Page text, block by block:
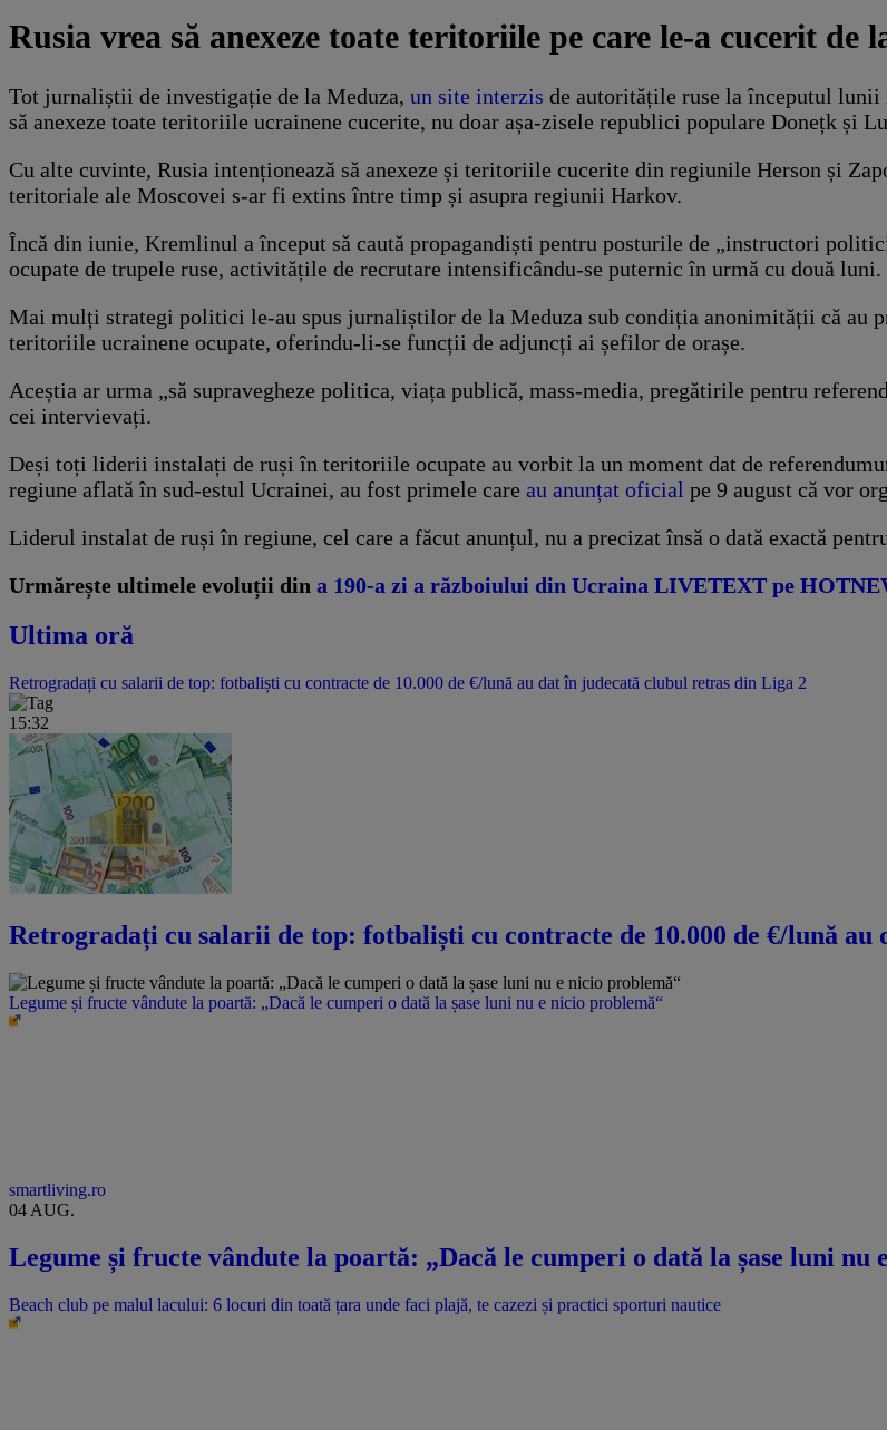
Rusia vrea să anexeze toate teritoriile pe care le-a cucerit de
Tot jurnaliștii de investigație de la Meduza, un site interzis de autoritățile ruse la începutul lunii
să anexeze toate teritoriile ucrainene cucerite, nu doar așa-zisele republici populare Donețk și
Cu alte cuvinte, Rusia intenționează să anexeze și teritoriile cucerite din regiunile Herson și
teritoriale ale Moscovei s-ar fi extins între timp și asupra regiunii Harkov.
Încă din iunie, Kremlinul a început să caută propagandiști pentru posturile de „instructori
ocupate de trupele ruse, activitățile de recrutare intensificându-se puternic în urmă cu două luni.
Mai mulți strategi politici le-au spus jurnaliștilor de la Meduza sub condiția anonimității că au
teritoriile ucrainene ocupate, oferindu-li-se funcții de adjuncți ai șefilor de orașe.
Aceștia ar urma „să supravegheze politica, viața publică, mass-media, pregătirile pentru
cei intervievați.
Deși toți liderii instalați de ruși în teritoriile ocupate au vorbit la un moment dat de
regiune aflată în sud-estul Ucrainei, au fost primele care au anunțat oficial pe 9 august că vor
Liderul instalat de ruși în regiune, cel care a făcut anunțul, nu a precizat însă o dată exactă
Urmărește ultimele evoluții din a 190-a zi a războiului din Ucraina LIVETEXT pe
Ultima oră
Retrogradați cu salarii de top: fotbaliști cu contracte de 10.000 de €/lună au dat în judecată clubul retras din Liga 2
15:32
Retrogradați cu salarii de top: fotbaliști cu contracte de 10.000 de €/lună
Legume și fructe vândute la poartă: „Dacă le cumperi o dată la șase luni nu e nicio problemă“
smartliving.ro
04 AUG.
Legume și fructe vândute la poartă: „Dacă le cumperi o dată la șase luni nu
Beach club pe malul lacului: 6 locuri din toată țara unde faci plajă, te cazezi și practici sporturi nautice